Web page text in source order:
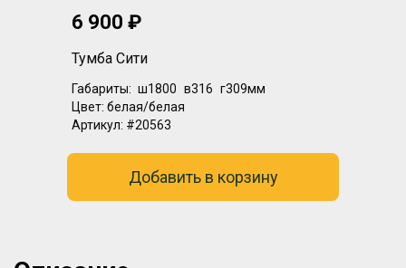
6 900 ₽
Тумба Сити
Габариты: ш1800 в316 г309мм
Цвет: белая/белая
Артикул: #20563
Добавить в корзину